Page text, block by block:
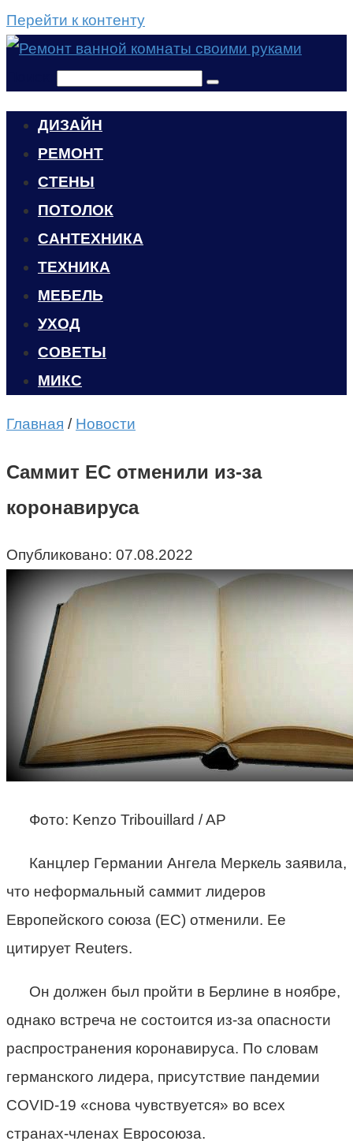
Перейти к контенту
ДИЗАЙН
РЕМОНТ
СТЕНЫ
ПОТОЛОК
САНТЕХНИКА
ТЕХНИКА
МЕБЕЛЬ
УХОД
CОВЕТЫ
МИКС
Главная / Новости
Саммит ЕС отменили из-за
коронавируса
Опубликовано: 07.08.2022
Фото: Kenzo Tribouillard / AP
Канцлер Германии Ангела Меркель заявила,
что неформальный саммит лидеров
Европейского союза (ЕС) отменили. Ее
цитирует Reuters.
Он должен был пройти в Берлине в ноябре,
однако встреча не состоится из-за опасности
распространения коронавируса. По словам
германского лидера, присутствие пандемии
COVID-19 «снова чувствуется» во всех
странах-членах Евросоюза.